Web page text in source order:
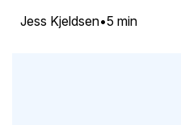
5 min
Jess Kjeldsen